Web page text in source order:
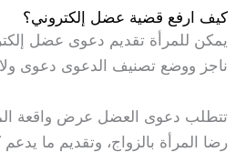
كيف ارفع قضية عضل إلكتروني؟
يمكن للمرأة تقديم دعوى عضل
ناجز ووضع تصنيف الدعوى دعوى
تتطلب دعوى العضل عرض واقعة
رضا المرأة بالزواج، وتقديم ما